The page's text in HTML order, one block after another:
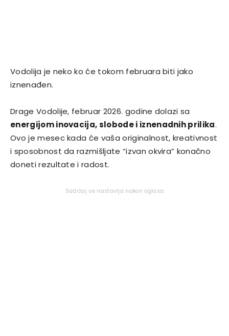
Vodolija je neko ko će tokom februara biti jako
iznenađen.
Drage Vodolije, februar 2026. godine dolazi sa
energijom inovacija, slobode i iznenadnih prilika.
Ovo je mesec kada će vaša originalnost, kreativnost
i sposobnost da razmišljate “izvan okvira” konačno
doneti rezultate i radost.
Sadržaj se nastavlja nakon oglasa